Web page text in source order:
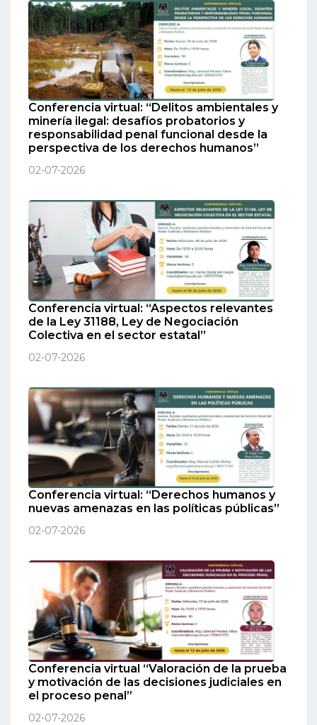
Conferencia virtual: “Delitos ambientales y
minería ilegal: desafíos probatorios y
responsabilidad penal funcional desde la
perspectiva de los derechos humanos”
02-07-2026
Conferencia virtual: “Aspectos relevantes
de la Ley 31188, Ley de Negociación
Colectiva en el sector estatal”
02-07-2026
Conferencia virtual: “Derechos humanos y
nuevas amenazas en las políticas públicas”
02-07-2026
Conferencia virtual “Valoración de la prueba
y motivación de las decisiones judiciales en
el proceso penal”
02-07-2026